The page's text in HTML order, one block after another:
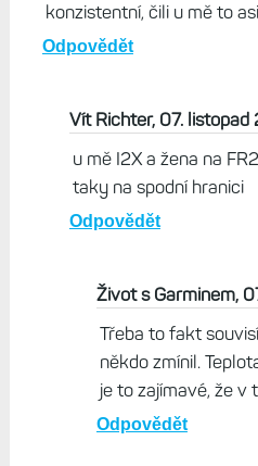
konzistentní, čili u mě to
Odpovědět
Vít Richter, 07. listopad
u mě I2X a žena na
taky na spodní hranici
Odpovědět
Život s Garminem,
Třeba to fakt
někdo zmínil.
je to zajímavé, že v
Odpovědět